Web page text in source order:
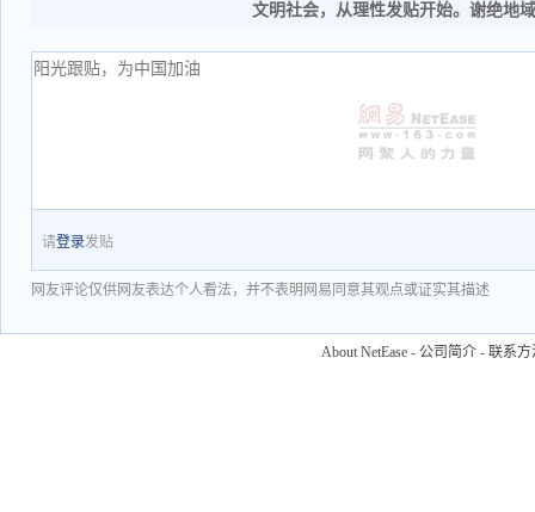
文明社会，从理性发贴开始。谢绝地
请登录发贴
网友评论仅供网友表达个人看法，并不表明网易同意其观点或证实其描述
About NetEase - 公司简介 - 联系方